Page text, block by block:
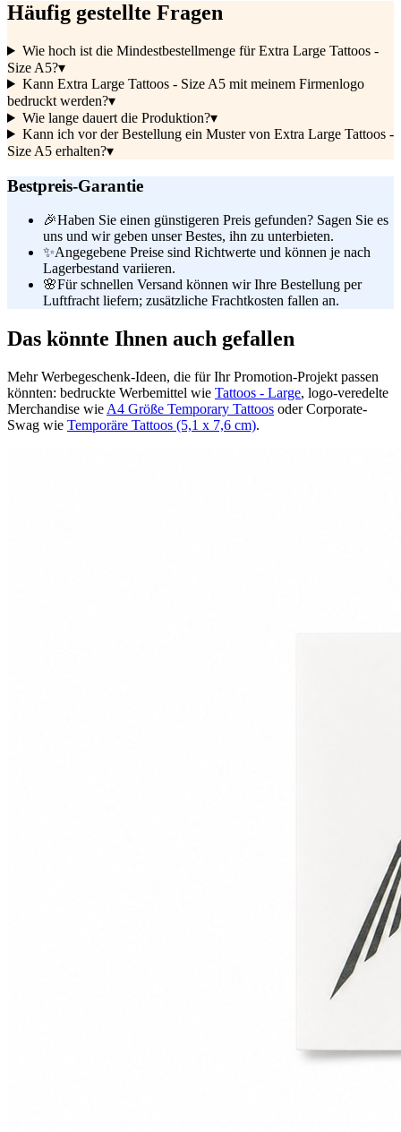
Häufig gestellte Fragen
Wie hoch ist die Mindestbestellmenge für Extra Large Tattoos -
Size A5?▾
Kann Extra Large Tattoos - Size A5 mit meinem Firmenlogo
bedruckt werden?▾
Wie lange dauert die Produktion?▾
Kann ich vor der Bestellung ein Muster von Extra Large Tattoos -
Size A5 erhalten?▾
Bestpreis-Garantie
🎉Haben Sie einen günstigeren Preis gefunden? Sagen Sie es
uns und wir geben unser Bestes, ihn zu unterbieten.
✨Angegebene Preise sind Richtwerte und können je nach
Lagerbestand variieren.
🌸Für schnellen Versand können wir Ihre Bestellung per
Luftfracht liefern; zusätzliche Frachtkosten fallen an.
Das könnte Ihnen auch gefallen
Mehr Werbegeschenk-Ideen, die für Ihr Promotion-Projekt passen
könnten: bedruckte Werbemittel wie Tattoos - Large, logo-veredelte
Merchandise wie A4 Größe Temporary Tattoos oder Corporate-
Swag wie Temporäre Tattoos (5,1 x 7,6 cm).